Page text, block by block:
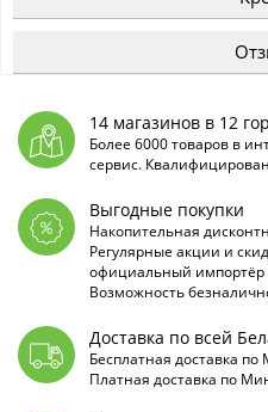
14 магазинов в 12
Более 6000 товаров в
сервис.
Выгодные покупки
Накопительная
Регулярные акции и
официальный импортёр
Возможность
Доставка по всей
Бесплатная доставка по
Платная доставка по